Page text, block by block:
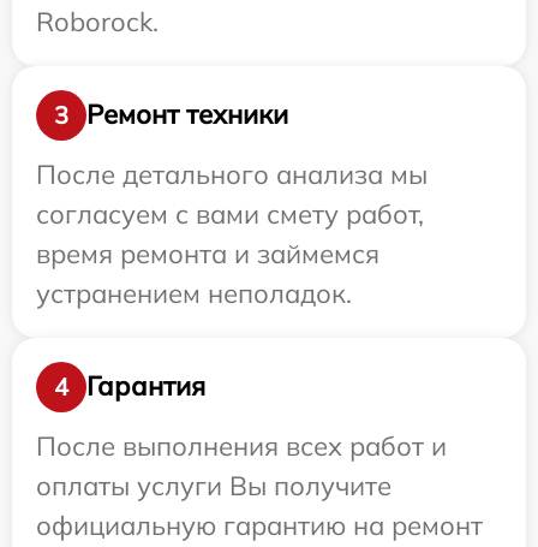
Roborock.
3
Ремонт техники
После детального анализа мы
согласуем с вами смету работ,
время ремонта и займемся
устранением неполадок.
4
Гарантия
После выполнения всех работ и
оплаты услуги Вы получите
официальную гарантию на ремонт